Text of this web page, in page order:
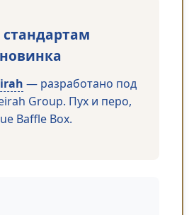
— разработано под
Group. Пух и перо,
Baffle Box.